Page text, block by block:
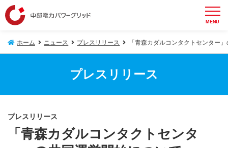
MENU
ホーム ニュース プレスリリース 「青森カダルコンタクトセンター
プレスリリース
プレスリリース
「青森カダルコンタクトセンタ